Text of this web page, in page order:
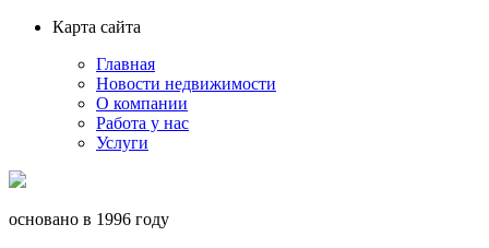
Карта сайта
Главная
Новости недвижимости
О компании
Работа у нас
Услуги
основано в 1996 году